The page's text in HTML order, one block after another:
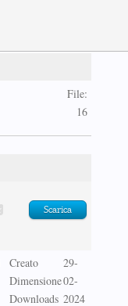
File:
16
Scarica
Creato
Dimensione
Downloads
29-
02-
2024